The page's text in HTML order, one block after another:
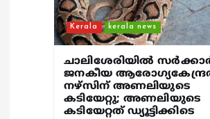
Kerala kerala news
ചാലിശേരിയില്‍
ജനകീയ
നഴ്സിന് അണലിയുടെ
കടിയേറ്റു; അണലിയുടെ
കടിയേറ്റത് ഡ്യൂട്ടിക്കിടെ